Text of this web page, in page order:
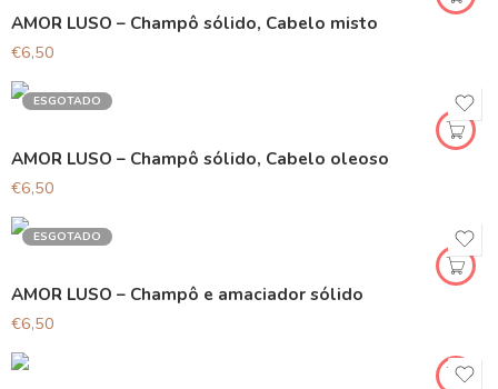
AMOR LUSO – Champô sólido, Cabelo misto
€6,50
ESGOTADO
AMOR LUSO – Champô sólido, Cabelo oleoso
€6,50
ESGOTADO
AMOR LUSO – Champô e amaciador sólido
€6,50